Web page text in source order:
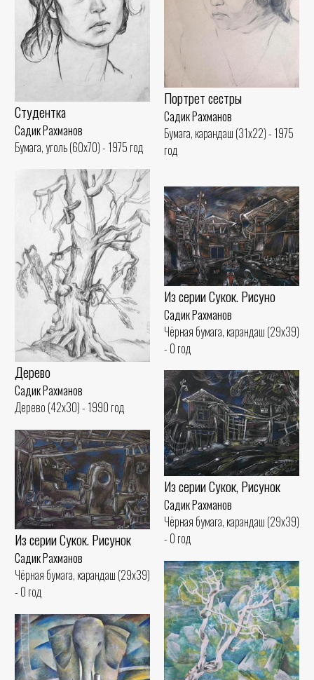
Портрет сестры
Садик Рахманов
Бумага, карандаш (31x22) - 1975
год
Студентка
Садик Рахманов
Бумага, уголь (60x70) - 1975 год
Дерево
Садик Рахманов
Дерево (42x30) - 1990 год
Из серии Сукок. Рисуно
Садик Рахманов
Чёрная бумага, карандаш (29x39)
- 0 год
Из серии Сукок, Рисунок
Садик Рахманов
Чёрная бумага, карандаш (29x39)
- 0 год
Из серии Сукок. Рисунок
Садик Рахманов
Чёрная бумага, карандаш (29x39)
- 0 год